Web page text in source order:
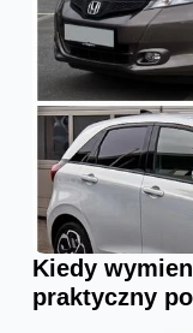
Kiedy
praktyczny